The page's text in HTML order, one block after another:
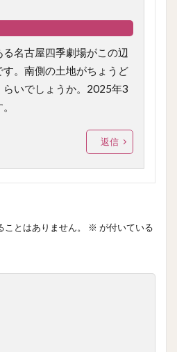
名古屋四季劇場がこの辺
す。南側の土地がちょうど
いでしょうか。2025年3
返信
とはありません。 ※ が付いている